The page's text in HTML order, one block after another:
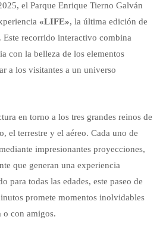
el Parque Enrique Tierno Galván
«LIFE», la última edición de
. Este recorrido interactivo combina
con la belleza de los elementos
a los visitantes a un universo
en torno a los tres grandes reinos de
el terrestre y el aéreo. Cada uno de
impresionantes proyecciones,
que generan una experiencia
para todas las edades, este paseo de
promete momentos inolvidables
o con amigos.